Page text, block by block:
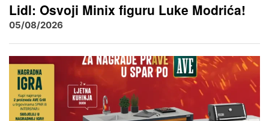
Lidl: Osvoji Minix figuru Luke Modrića!
05/08/2026